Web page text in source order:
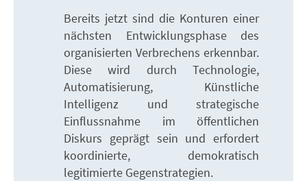
Bereits jetzt sind die Konturen einer
nächsten Entwicklungsphase des
organisierten Verbrechens erkennbar.
Diese wird durch Technologie,
Automatisierung, Künstliche
Intelligenz und strategische
Einflussnahme im öffentlichen
Diskurs geprägt sein und erfordert
koordinierte, demokratisch
legitimierte Gegenstrategien.